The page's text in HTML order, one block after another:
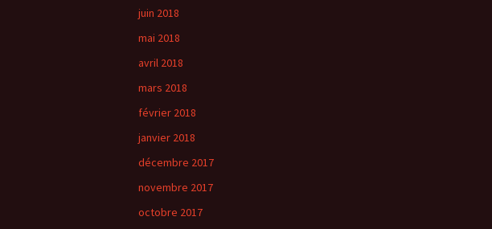
juin 2018
mai 2018
avril 2018
mars 2018
février 2018
janvier 2018
décembre 2017
novembre 2017
octobre 2017